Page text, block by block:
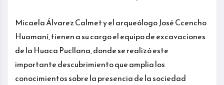
Micaela Álvarez Calmet y el arqueólogo José Ccencho
Huamaní, tienen a su cargo el equipo de excavaciones
de la Huaca Pucllana, donde se realizó este
importante descubrimiento que amplia los
conocimientos sobre la presencia de la sociedad